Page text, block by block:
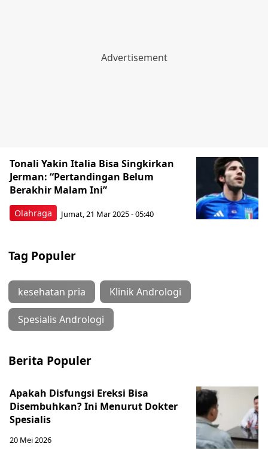
Olahraga
Tonali Yakin Italia Bisa Singkirkan
Jerman: “Pertandingan Belum
Berakhir Malam Ini”
Jumat, 21 Mar 2025 - 05:40
Tag Populer
kesehatan pria Klinik Andrologi
Spesialis Andrologi
Berita Populer
Apakah Disfungsi Ereksi Bisa
Disembuhkan? Ini Menurut Dokter
Spesialis
20 Mei 2026